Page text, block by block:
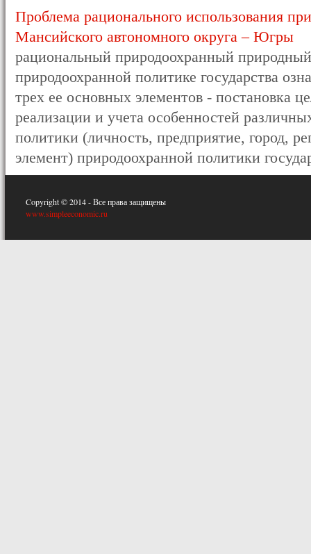
Проблема рационального использования
Мансийского автономного округа – Югры
рациональный природоохранный
природоохранной политике государства
трех ее основных элементов - постановка
реализации и учета особенностей
политики (личность, предприятие, город,
элемент) природоохранной политики
Copyright © 2014 - Все права защищены
www.simpleeconomic.ru